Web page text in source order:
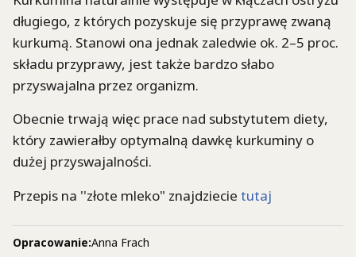
długiego, z których pozyskuje się przyprawę zwaną
kurkumą. Stanowi ona jednak zaledwie ok. 2–5 proc.
składu przyprawy, jest także bardzo słabo
przyswajalna przez organizm.
Obecnie trwają więc prace nad substytutem diety,
który zawierałby optymalną dawkę kurkuminy o
dużej przyswajalności.
Przepis na ''złote mleko" znajdziecie tutaj
Opracowanie:Anna Frach